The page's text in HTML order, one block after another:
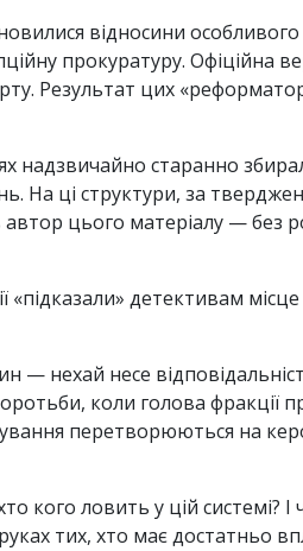
відносини особливого
прокуратуру. Офіційна
Результат цих
надзвичайно старанно
На ці структури, за
цього матеріалу — без
детективам
нехай несе
коли голова фракції
перетворюються на
кого ловить у цій
тих, хто має достатньо